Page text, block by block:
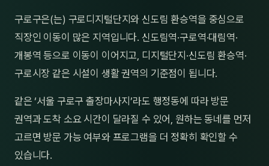
구로구은(는) 구로디지털단지와 신도림 환승역을 중심으로
직장인 이동이 많은 지역입니다. 신도림역·구로역·대림역·
개봉역 등으로 이동이 이어지고, 디지털단지·신도림 환승역·
구로시장 같은 시설이 생활 권역의 기준점이 됩니다.
같은 ‘서울 구로구 출장마사지’라도 행정동에 따라 방문
권역과 도착 소요 시간이 달라질 수 있어, 원하는 동네를 먼저
고르면 방문 가능 여부와 프로그램을 더 정확히 확인할 수
있습니다.